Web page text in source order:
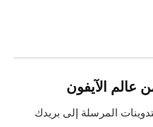
عالم الآيفون
المرسلة إلى بريدك